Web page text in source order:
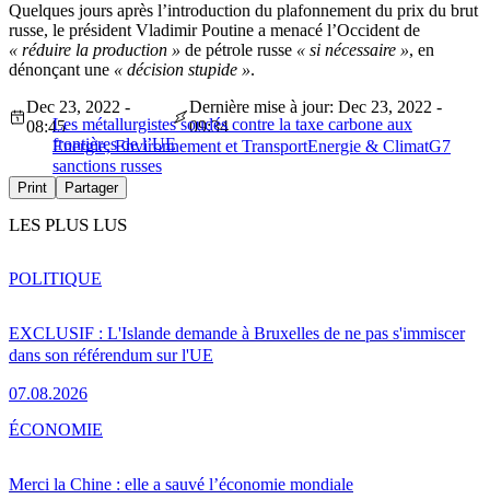
Quelques jours après l’introduction du plafonnement du prix du brut
russe, le président Vladimir Poutine a menacé l’Occident de
« réduire la production » de pétrole russe « si nécessaire », en
dénonçant une « décision stupide ».
Les métallurgistes soudés contre la taxe carbone aux
frontières de l’UE
Dec 23, 2022 -
08:45
Dernière mise à jour: Dec 23, 2022 -
09:34
Energie, Environnement et TransportEnergie & ClimatG7
sanctions russes
Print Partager
LES PLUS LUS
EXCLUSIF : L'Islande demande à Bruxelles de ne pas s'immiscer
dans son référendum sur l'UE
07.08.2026
POLITIQUE
Merci la Chine : elle a sauvé l’économie mondiale
ÉCONOMIE